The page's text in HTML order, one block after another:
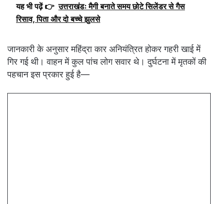
यह भी पढ़ें 👉 उत्तराखंडः मैगी बनाते समय छोटे सिलेंडर से गैस
रिसाव, पिता और दो बच्चे झुलसे
जानकारी के अनुसार महिंद्रा कार अनियंत्रित होकर गहरी खाई में
गिर गई थी। वाहन में कुल पांच लोग सवार थे। दुर्घटना में मृतकों की
पहचान इस प्रकार हुई है—